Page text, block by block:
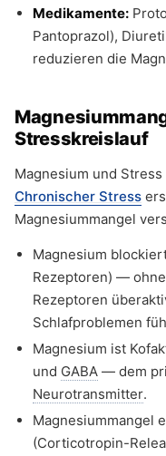
Medikamente:
Pantoprazol),
reduzieren die
Stresskreislauf
Magnesium und
Chronischer Stress
Magnesiummangel
Magnesium
Rezeptoren) —
Rezeptoren
Schlafproblemen
Magnesium ist
und GABA — dem
Neurotransmitter.
Magnesiummangel
(Corticotropin-